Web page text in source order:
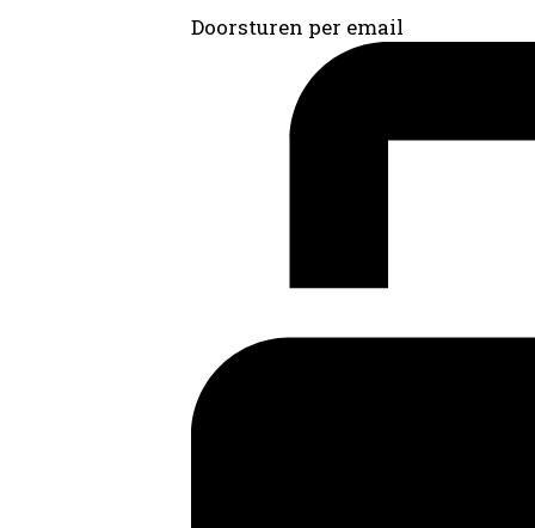
Doorsturen per email